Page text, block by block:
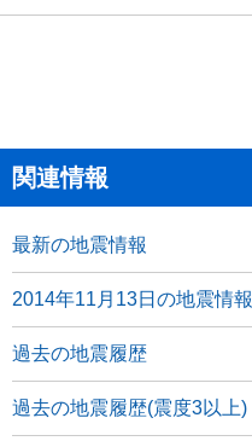
関連情報
最新の地震情報
2014年11月13日の地震情報
過去の地震履歴
過去の地震履歴(震度3以上)